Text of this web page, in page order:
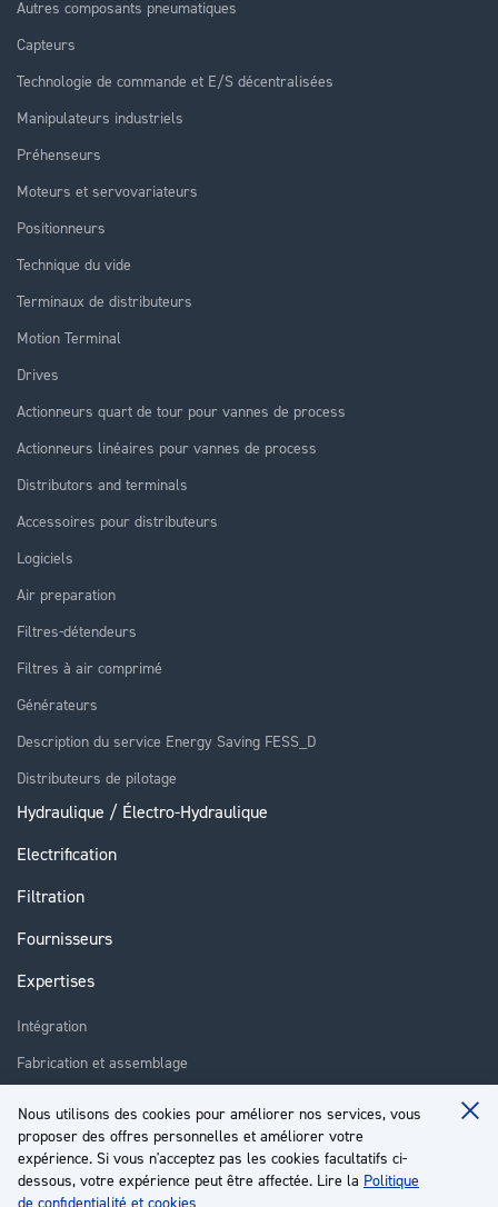
Nous utilisons des cookies pour améliorer nos services, vous
proposer des offres personnelles et améliorer votre
expérience. Si vous n'acceptez pas les cookies facultatifs ci-
dessous, votre expérience peut être affectée. Lire la Politique
de confidentialité et cookies
Autres composants pneumatiques
Capteurs
Technologie de commande et E/S décentralisées
Manipulateurs industriels
Préhenseurs
Moteurs et servovariateurs
Positionneurs
Technique du vide
Terminaux de distributeurs
Motion Terminal
Drives
Actionneurs quart de tour pour vannes de process
Actionneurs linéaires pour vannes de process
Distributors and terminals
Accessoires pour distributeurs
Logiciels
Air preparation
Filtres-détendeurs
Filtres à air comprimé
Générateurs
Description du service Energy Saving FESS_D
Distributeurs de pilotage
Hydraulique / Électro-Hydraulique
Electrification
Filtration
Fournisseurs
Expertises
Intégration
Fabrication et assemblage
Réparation
Formation